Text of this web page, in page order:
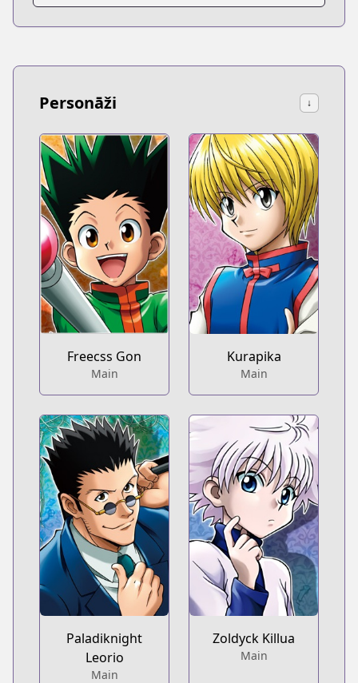
Personāži ↓
Freecss Gon
Main
Kurapika
Main
Paladiknight
Leorio
Main
Zoldyck Killua
Main